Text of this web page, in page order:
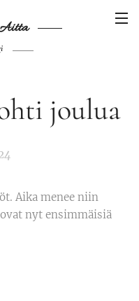
joulua
Aika menee niin
nyt ensimmäisiä